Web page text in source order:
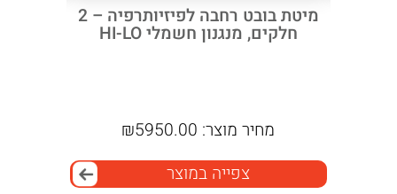
מיטת בובט רחבה לפיזיותרפיה – 2
חלקים, מנגנון חשמלי HI-LO
מחיר מוצר: ₪5950.00
צפייה במוצר